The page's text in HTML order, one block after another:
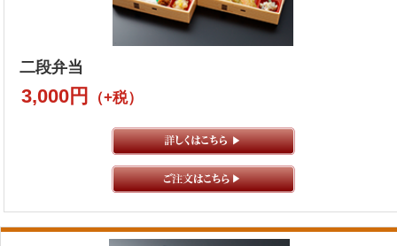
二段弁当
3,000円 （+税）